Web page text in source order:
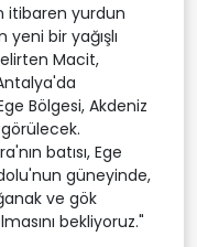
itibaren yurdun
bir yağışlı
Macit,
Bölgesi, Akdeniz
batısı, Ege
güneyinde,
ve gök
bekliyoruz."